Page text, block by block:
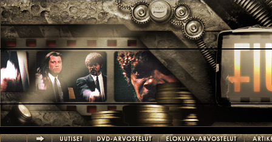
Hyppää pääsisältöön